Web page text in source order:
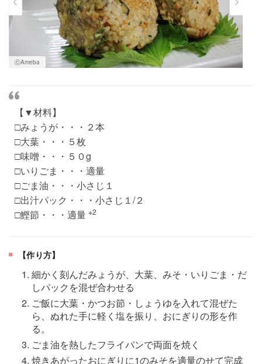
ⓒAmeba
【▼材料】
□みょうが・・・２本
□大葉・・・５枚
□味噌・・・５０g
□いりごま・・・適量
□ごま油・・・小さじ１
□出汁パック・・・小さじ１/２
□鰹節・・・適量 ※2
【作り方】
細かく刻んだみょうが、大葉、みそ・いりごま・だ
しパックを混ぜ合わせる
ご飯に大葉・かつお節・しょうゆを入れて混ぜた
ら、ぬれた手に軽く塩を振り、おにぎりの形を作
る。
ごま油を熱したフライパンで両面を焼く
焼きあがったおにぎりに1のみそを適量のせて完成